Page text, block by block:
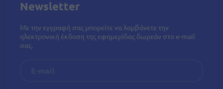
Newsletter
Με την εγγραφή σας μπορείτε να λαμβάνετε την
ηλεκτρονική έκδοση της εφημερίδας δωρεάν στο e-mail
σας.